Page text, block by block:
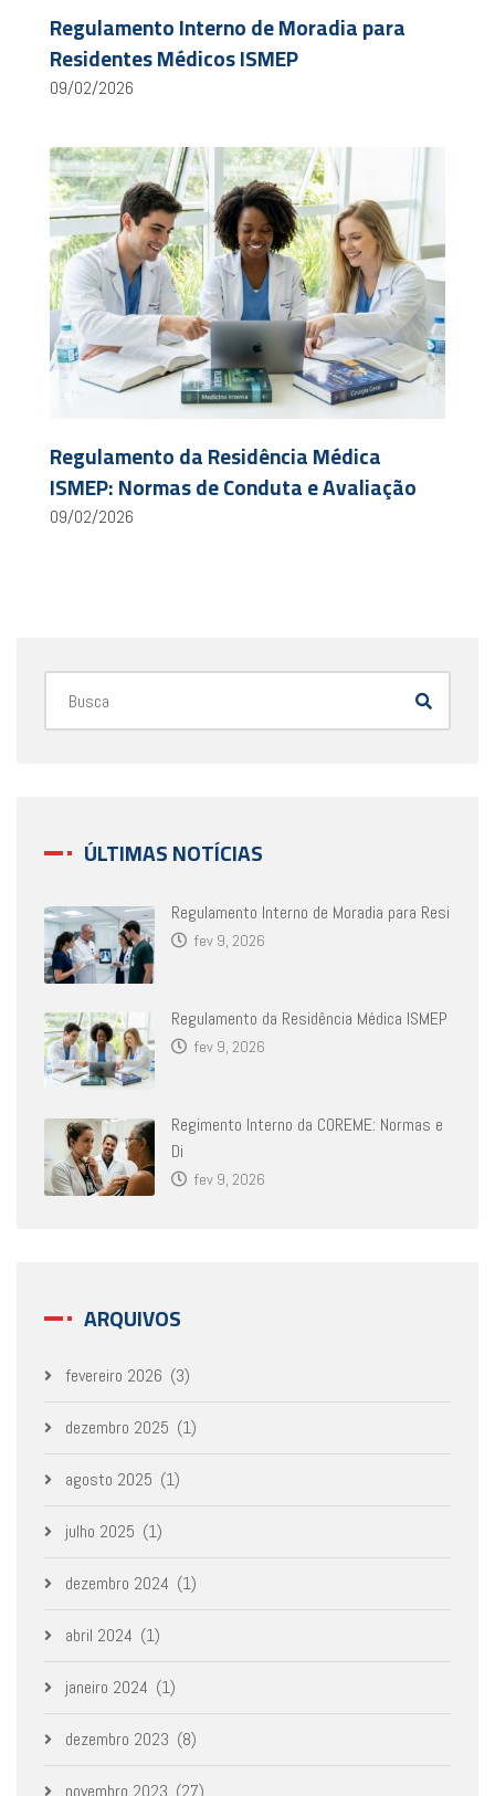
Regulamento Interno de Moradia para
Residentes Médicos ISMEP
09/02/2026
Regulamento da Residência Médica
ISMEP: Normas de Conduta e Avaliação
09/02/2026
ÚLTIMAS NOTÍCIAS
Regulamento Interno de Moradia para Resi
fev 9, 2026
Regulamento da Residência Médica ISMEP
fev 9, 2026
Regimento Interno da COREME: Normas e
Di
fev 9, 2026
ARQUIVOS
fevereiro 2026 (3)
dezembro 2025 (1)
agosto 2025 (1)
julho 2025 (1)
dezembro 2024 (1)
abril 2024 (1)
janeiro 2024 (1)
dezembro 2023 (8)
novembro 2023 (27)